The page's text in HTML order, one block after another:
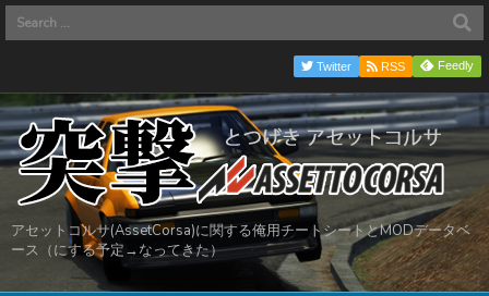
アセットコルサ(AssetCorsa)に関する俺用チートシートとMODデータベ
ース（にする予定→なってきた）
Twitter RSS Feedly